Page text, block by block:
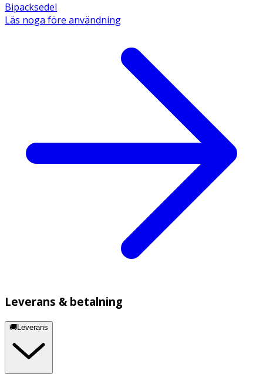
Bipacksedel
Läs noga före användning
Leverans & betalning
🚚Leverans